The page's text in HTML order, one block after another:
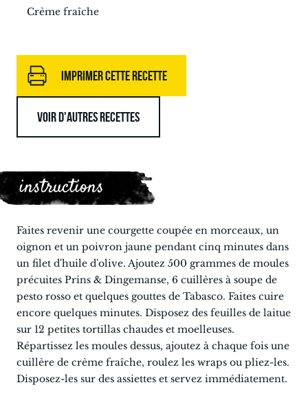
Crème fraîche
IMPRIMER CETTE RECETTE
VOIR D'AUTRES RECETTES
instructions
Faites revenir une courgette coupée en morceaux, un
oignon et un poivron jaune pendant cinq minutes dans
un filet d'huile d'olive. Ajoutez 500 grammes de moules
précuites Prins & Dingemanse, 6 cuillères à soupe de
pesto rosso et quelques gouttes de Tabasco. Faites cuire
encore quelques minutes. Disposez des feuilles de laitue
sur 12 petites tortillas chaudes et moelleuses.
Répartissez les moules dessus, ajoutez à chaque fois une
cuillère de crème fraîche, roulez les wraps ou pliez-les.
Disposez-les sur des assiettes et servez immédiatement.